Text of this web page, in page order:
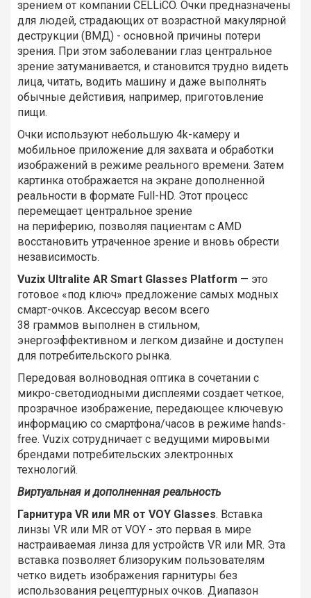
зрением от компании CELLiCO. Очки предназначены
для людей, страдающих от возрастной макулярной
деструкции (ВМД) - основной причины потери
зрения. При этом заболевании глаз центральное
зрение затуманивается, и становится трудно видеть
лица, читать, водить машину и даже выполнять
обычные дейстивия, например, приготовление
пищи.
Очки используют небольшую 4k-камеру и
мобильное приложение для захвата и обработки
изображений в режиме реального времени. Затем
картинка отображается на экране дополненной
реальности в формате Full-HD. Этот процесс
перемещает центральное зрение
на периферию, позволяя пациентам с AMD
восстановить утраченное зрение и вновь обрести
независимость.
Vuzix Ultralite AR Smart Glasses Platform — это
готовое «под ключ» предложение самых модных
смарт-очков. Аксессуар весом всего
38 граммов выполнен в стильном,
энергоэффективном и легком дизайне и доступен
для потребительского рынка.
Передовая волноводная оптика в сочетании с
микро-светодиодными дисплеями создает четкое,
прозрачное изображение, передающее ключевую
информацию со смартфона/часов в режиме hands-
free. Vuzix сотрудничает с ведущими мировыми
брендами потребительских электронных
технологий.
Виртуальная и дополненная реальность
Гарнитура VR или MR от VOY Glasses. Вставка
линзы VR или MR от VOY - это первая в мире
настраиваемая линза для устройств VR или MR. Эта
вставка позволяет близоруким пользователям
четко видеть изображения гарнитуры без
использования рецептурных очков. Диапазон